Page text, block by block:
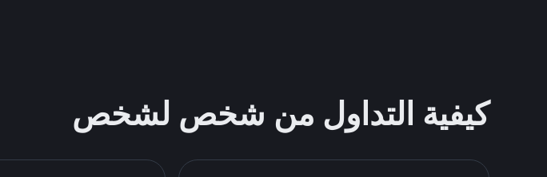
كيفية التداول من شخص لشخص